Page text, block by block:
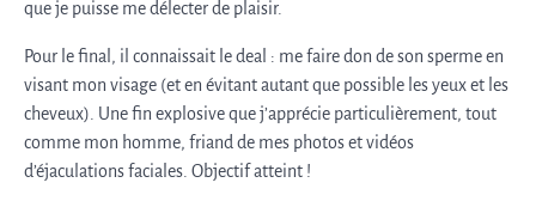
que je puisse me délecter de plaisir.
Pour le final, il connaissait le deal : me faire don de son sperme en
visant mon visage (et en évitant autant que possible les yeux et les
cheveux). Une fin explosive que j’apprécie particulièrement, tout
comme mon homme, friand de mes photos et vidéos
d’éjaculations faciales. Objectif atteint !